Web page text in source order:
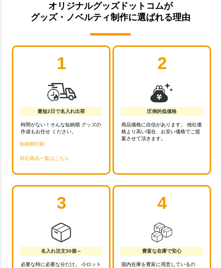
オリジナルグッズドットコムが
グッズ・ノベルティ制作に選ばれる理由
1
最短2日で名入れ出荷
時間がない！そんな短納期 グッズの
作成もお任せ ください。
短納期印刷
対応商品一覧はこちら
2
圧倒的低価格
商品価格に自信があります。 他社価
格より高い場合、お安い価格でご提
案させて頂きます。
3
名入れ注文30個～
必要な時に必要な分だけ。 小ロット
4
豊富な在庫で安心
国内在庫を豊富に用意しているの